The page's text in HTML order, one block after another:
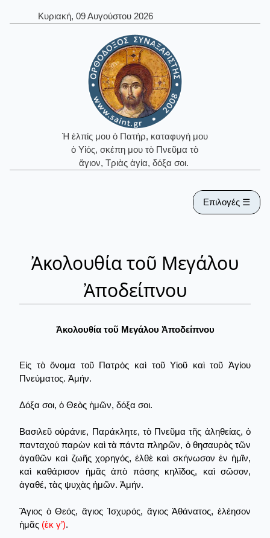
Κυριακή, 09 Αυγούστου 2026
Ἡ ἐλπίς μου ὁ Πατήρ, καταφυγή μου
ὁ Υἱός, σκέπη μου τὸ Πνεῦμα τὸ
ἅγιον, Τριὰς ἁγία, δόξα σοι.
Επιλογές ☰
Ἀκολουθία τοῦ Μεγάλου
Ἀποδείπνου
Ἀκολουθία τοῦ Μεγάλου Ἀποδείπνου
Εἰς τὸ ὄνομα τοῦ Πατρὸς καὶ τοῦ Υἱοῦ καὶ τοῦ Ἁγίου
Πνεύματος. Ἀμήν.
Δόξα σοι, ὁ Θεὸς ἡμῶν, δόξα σοι.
Βασιλεῦ οὐράνιε, Παράκλητε, τὸ Πνεῦμα τῆς ἀληθείας, ὁ
πανταχού παρὼν καὶ τὰ πάντα πληρῶν, ὁ θησαυρὸς τῶν
ἀγαθῶν καὶ ζωῆς χορηγός, ἐλθὲ καὶ σκήνωσον ἐν ἡμῖν,
καὶ καθάρισον ἡμᾶς ἀπὸ πάσης κηλῖδος, καὶ σῶσον,
ἀγαθέ, τὰς ψυχὰς ἡμῶν. Ἀμήν.
Ἅγιος ὁ Θεός, ἅγιος Ἰσχυρός, ἅγιος Ἀθάνατος, ἐλέησον
ἡμᾶς (ἐκ γ’).